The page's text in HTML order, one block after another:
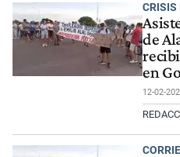
CRISIS
de
en
12-02-